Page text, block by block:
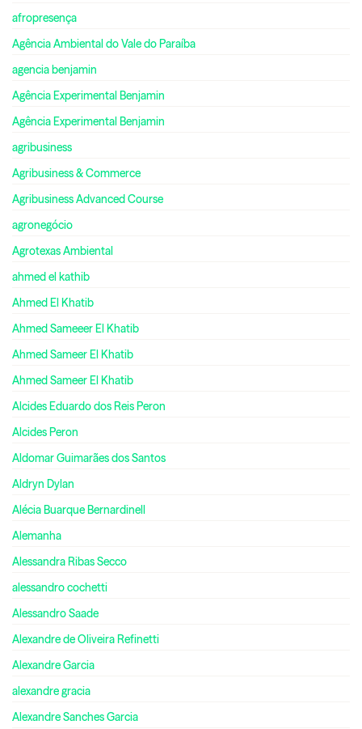
afropresença
Agência Ambiental do Vale do Paraíba
agencia benjamin
Agência Experimental Benjamin
Agência Experimental Benjamin
agribusiness
Agribusiness & Commerce
Agribusiness Advanced Course
agronegócio
Agrotexas Ambiental
ahmed el kathib
Ahmed El Khatib
Ahmed Sameeer El Khatib
Ahmed Sameer El Khatib
Ahmed Sameer El Khatib
Alcides Eduardo dos Reis Peron
Alcides Peron
Aldomar Guimarães dos Santos
Aldryn Dylan
Alécia Buarque Bernardinell
Alemanha
Alessandra Ribas Secco
alessandro cochetti
Alessandro Saade
Alexandre de Oliveira Refinetti
Alexandre Garcia
alexandre gracia
Alexandre Sanches Garcia